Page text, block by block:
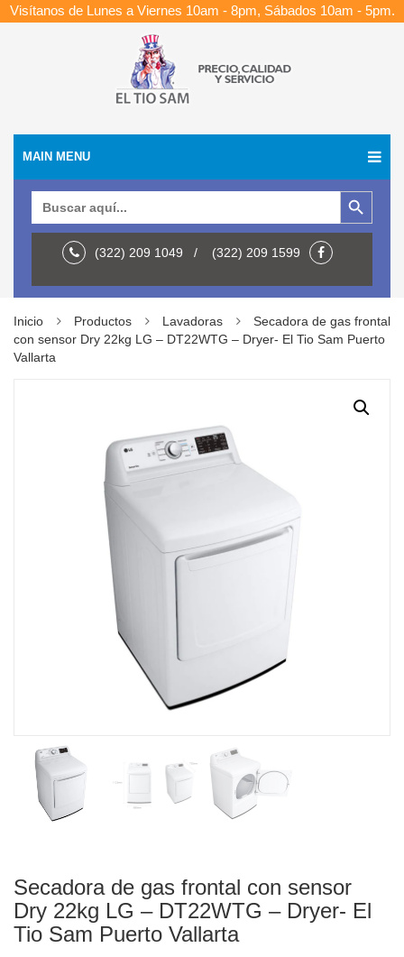
Visítanos de Lunes a Viernes 10am - 8pm, Sábados 10am - 5pm.
MAIN MENU
Botón de búsqueda
(322) 209 1049 / (322) 209 1599
Inicio Productos Lavadoras
Secadora de gas frontal
con sensor Dry 22kg LG – DT22WTG – Dryer- El Tio Sam Puerto
Vallarta
Secadora de gas frontal con sensor
Dry 22kg LG – DT22WTG – Dryer- El
Tio Sam Puerto Vallarta